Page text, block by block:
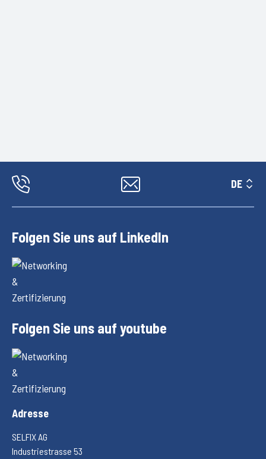
DE
Folgen Sie uns auf LinkedIn
Folgen Sie uns auf youtube
Adresse
SELFIX AG
Industriestrasse 53